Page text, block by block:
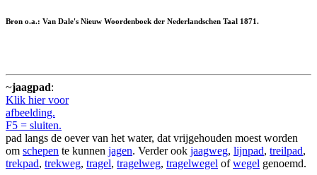
Bron o.a.: Van Dale's Nieuw Woordenboek der Nederlandschen Taal 1871.
~jaagpad:
Klik hier voor
afbeelding.
F5 = sluiten.
pad langs de oever van het water, dat vrijgehouden moest worden
om schepen te kunnen jagen. Verder ook jaagweg, lijnpad, treilpad,
trekpad, trekweg, tragel, tragelweg, tragelwegel ofwegel genoemd.